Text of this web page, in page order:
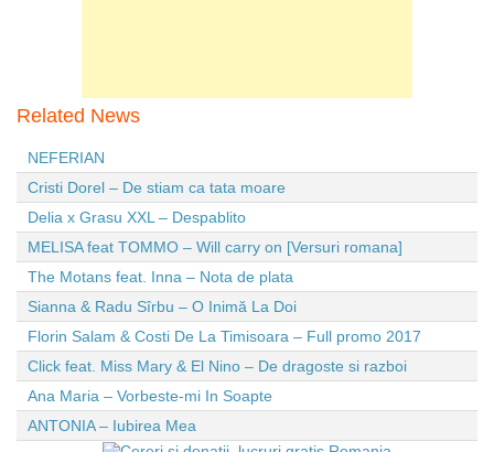
Related News
NEFERIAN
Cristi Dorel – De stiam ca tata moare
Delia x Grasu XXL – Despablito
MELISA feat TOMMO – Will carry on [Versuri romana]
The Motans feat. Inna – Nota de plata
Sianna & Radu Sîrbu – O Inimă La Doi
Florin Salam & Costi De La Timisoara – Full promo 2017
Click feat. Miss Mary & El Nino – De dragoste si razboi
Ana Maria – Vorbeste-mi In Soapte
ANTONIA – Iubirea Mea